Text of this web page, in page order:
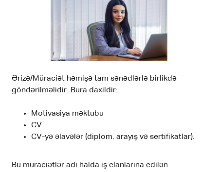
Ərizə/Müraciət həmişə tam sənədlərlə birlikdə
göndərilməlidir. Bura daxildir:
Motivasiya məktubu
CV
CV-yə əlavələr (diplom, arayış və sertifikatlar).
Bu müraciətlər adi halda iş elanlarına edilən